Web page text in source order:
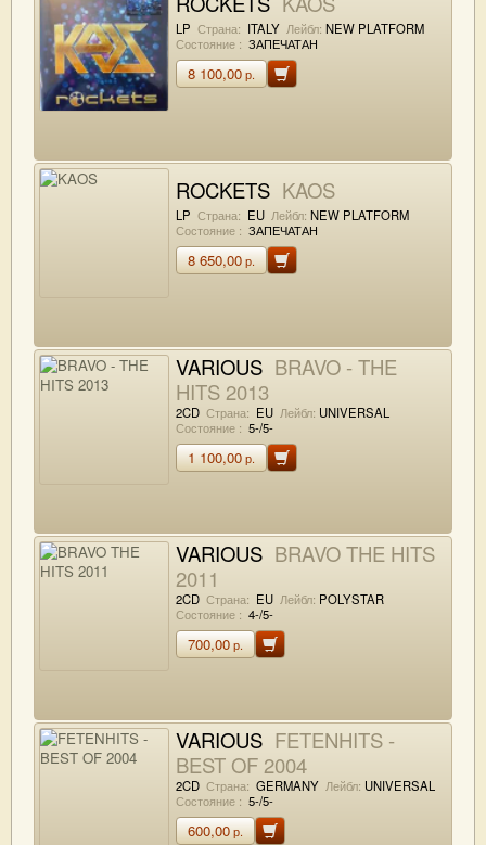
LP Страна: ITALY Лейбл: NEW PLATFORM
Состояние : ЗАПЕЧАТАН
8 100,00р.
ROCKETS KAOS
LP Страна: EU Лейбл: NEW PLATFORM
Состояние : ЗАПЕЧАТАН
8 650,00р.
VARIOUS BRAVO - THE
HITS 2013
2CD Страна: EU Лейбл: UNIVERSAL
Состояние : 5-/5-
1 100,00р.
VARIOUS BRAVO THE HITS
2011
2CD Страна: EU Лейбл: POLYSTAR
Состояние : 4-/5-
700,00р.
VARIOUS FETENHITS -
BEST OF 2004
2CD Страна: GERMANY Лейбл: UNIVERSAL
Состояние : 5-/5-
600,00р.